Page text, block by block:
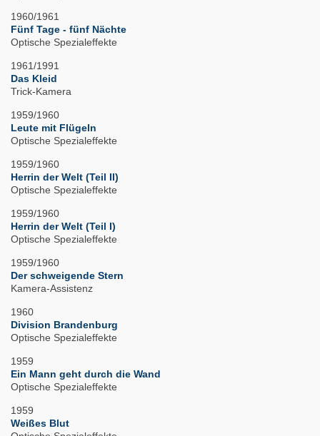
1960/1961
Fünf Tage - fünf Nächte
Optische Spezialeffekte
1961/1991
Das Kleid
Trick-Kamera
1959/1960
Leute mit Flügeln
Optische Spezialeffekte
1959/1960
Herrin der Welt (Teil II)
Optische Spezialeffekte
1959/1960
Herrin der Welt (Teil I)
Optische Spezialeffekte
1959/1960
Der schweigende Stern
Kamera-Assistenz
1960
Division Brandenburg
Optische Spezialeffekte
1959
Ein Mann geht durch die Wand
Optische Spezialeffekte
1959
Weißes Blut